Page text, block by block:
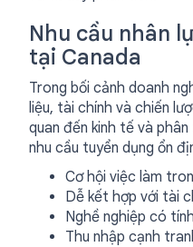
Nhu cầu nhân
tại Canada
Trong bối cảnh doanh
liệu, tài chính và chiến
quan đến kinh tế và
nhu cầu tuyển dụng ổn
Cơ hội việc làm
Dễ kết hợp với tài
Nghề nghiệp có
Thu nhập cạnh